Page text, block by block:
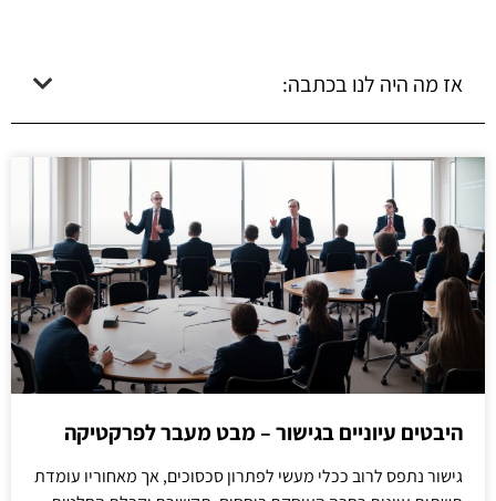
אז מה היה לנו בכתבה:
היבטים עיוניים בגישור – מבט מעבר לפרקטיקה
גישור נתפס לרוב ככלי מעשי לפתרון סכסוכים, אך מאחוריו עומדת